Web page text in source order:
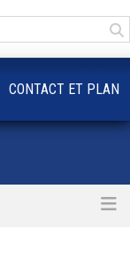
CONTACT ET PLAN